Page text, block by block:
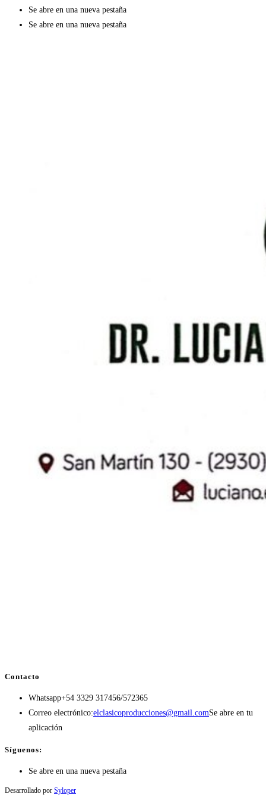
Se abre en una nueva pestaña
Se abre en una nueva pestaña
Contacto
Whatsapp+54 3329 317456/572365
Correo electrónico:elclasicoproducciones@gmail.comSe abre en tu
aplicación
Síguenos:
Se abre en una nueva pestaña
Desarrollado por Syloper